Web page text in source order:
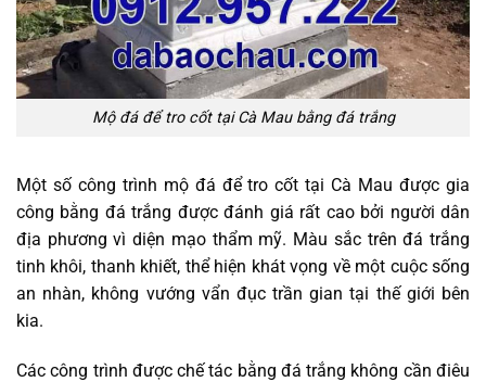
Mộ đá để tro cốt tại Cà Mau bằng đá trắng
Một số công trình mộ đá để tro cốt tại Cà Mau được gia
công bằng đá trắng được đánh giá rất cao bởi người dân
địa phương vì diện mạo thẩm mỹ. Màu sắc trên đá trắng
tinh khôi, thanh khiết, thể hiện khát vọng về một cuộc sống
an nhàn, không vướng vẩn đục trần gian tại thế giới bên
kia.
Các công trình được chế tác bằng đá trắng không cần điêu